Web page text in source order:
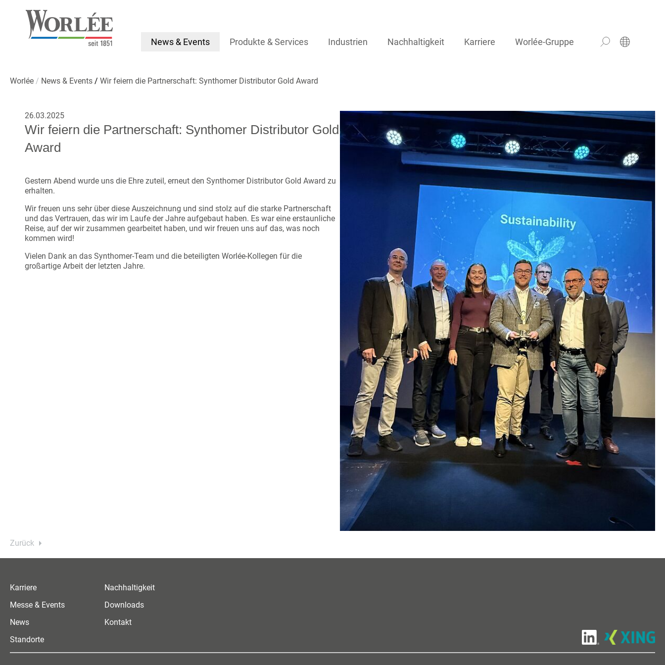
News & Events Produkte & Services Industrien Nachhaltigkeit Karriere Worlée-Gruppe
Worlée News & Events Wir feiern die Partnerschaft: Synthomer Distributor Gold Award
26.03.2025
Wir feiern die Partnerschaft: Synthomer Distributor Gold
Award
Gestern Abend wurde uns die Ehre zuteil, erneut den Synthomer Distributor Gold Award zu
erhalten.
Wir freuen uns sehr über diese Auszeichnung und sind stolz auf die starke Partnerschaft
und das Vertrauen, das wir im Laufe der Jahre aufgebaut haben. Es war eine erstaunliche
Reise, auf der wir zusammen gearbeitet haben, und wir freuen uns auf das, was noch
kommen wird!
Vielen Dank an das Synthomer-Team und die beteiligten Worlée-Kollegen für die
großartige Arbeit der letzten Jahre.
Zurück
Karriere
Messe & Events
News
Standorte
Nachhaltigkeit
Downloads
Kontakt